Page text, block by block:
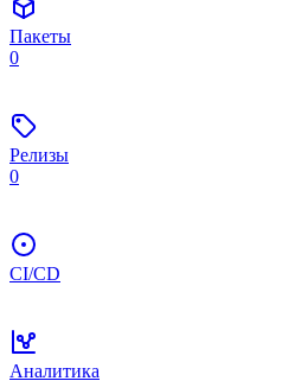
Пакеты
0
Релизы
0
CI/CD
Аналитика